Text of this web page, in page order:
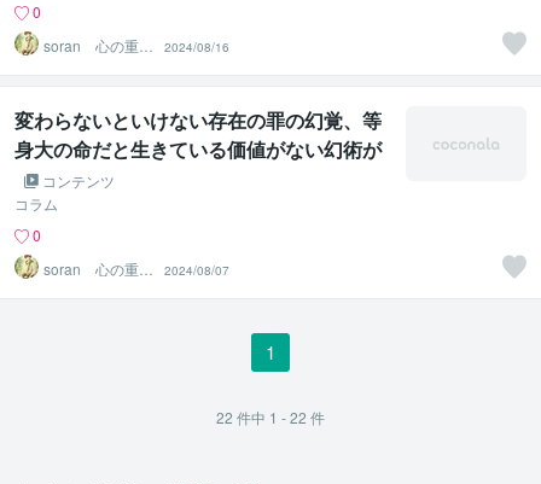
0
soran 心の重荷
を下ろせるヒー
リング
2024/08/16
変わらないといけない存在の罪の幻覚、等
身大の命だと生きている価値がない幻術が
解ける遠隔法術ヒーリング
コンテンツ
コラム
0
soran 心の重荷
を下ろせるヒー
リング
2024/08/07
1
22 件中 1 - 22 件